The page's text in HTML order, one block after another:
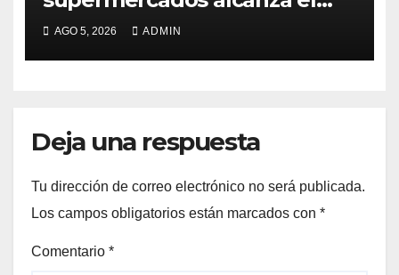
98%
AGO 5, 2026 ADMIN
Deja una respuesta
Tu dirección de correo electrónico no será publicada.
Los campos obligatorios están marcados con *
Comentario *